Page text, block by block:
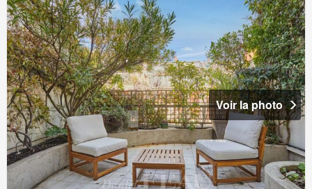
Voir la photo